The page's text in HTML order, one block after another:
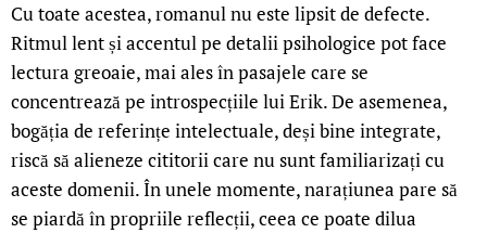
Cu toate acestea, romanul nu este lipsit de defecte.
Ritmul lent și accentul pe detalii psihologice pot face
lectura greoaie, mai ales în pasajele care se
concentrează pe introspecțiile lui Erik. De asemenea,
bogăția de referințe intelectuale, deși bine integrate,
riscă să alieneze cititorii care nu sunt familiarizați cu
aceste domenii. În unele momente, narațiunea pare să
se piardă în propriile reflecții, ceea ce poate dilua